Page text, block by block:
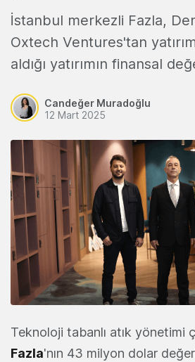
İstanbul merkezli Fazla,
Oxtech Ventures'tan
aldığı yatırımın finansal
Candeğer Muradoğlu
12 Mart 2025
Teknoloji tabanlı atık yönetimi
Fazla'nın 43 milyon dolar